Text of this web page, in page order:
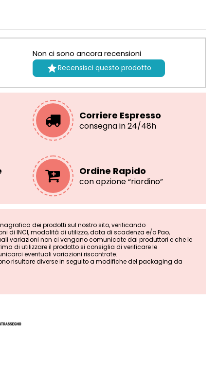
Non ci sono ancora recensioni
Recensisci questo prodotto
Corriere Espresso
consegna in 24/48h
Ordine Rapido
con opzione “riordino”
dei prodotti sul nostro sito, verificando
di INCI, modalità di utilizzo, data di scadenza e/o Pao,
variazioni non ci vengano comunicate dai produttori e che le
di utilizzare il prodotto si consiglia di verificare le
eventuali variazioni riscontrate.
risultare diverse in seguito a modifiche del packaging da